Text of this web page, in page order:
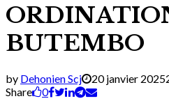
BUTEMBO
by Dehonien Scj 20 janvier 2025
Share
0